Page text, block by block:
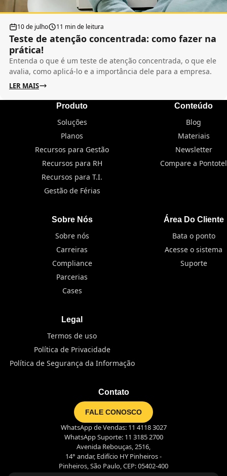
10 de julho 11 min de leitura
Teste de atenção concentrada: como fazer na
prática!
Entenda o que é um teste de atenção concentrada, o que ele
avalia, como aplicá-lo e a importância dele para a empresa.
LER MAIS
Produto
Soluções
Planos
Recursos para Gestão
Recursos para RH
Recursos para T.I.
Gestão de Férias
Conteúdo
Blog
Materiais
Newsletter
Compare a Pontotel
Sobre Nós
Sobre nós
Carreiras
Compliance
Parcerias
Cases
Área Do Cliente
Bata o ponto
Acesse o sistema
Suporte
Legal
Termos de uso
Política de Privacidade
Política de Segurança da Informação
Contato
FALE CONOSCO
WhatsApp de Vendas: 11 4118 3027
WhatsApp Suporte: 11 3185 2700
Avenida Rebouças, 2516,
14° andar, Edifício HY Pinheiros -
Pinheiros, São Paulo, CEP: 05402-400